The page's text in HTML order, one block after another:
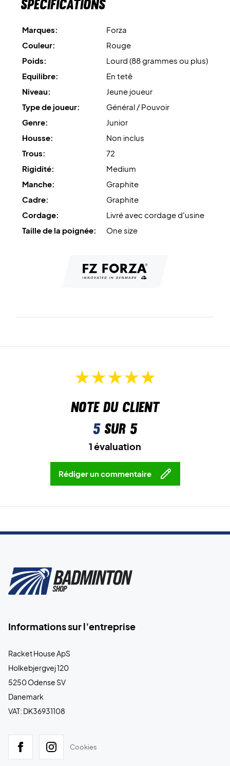
Spécifications
Marques:
Forza
Couleur:
Rouge
Poids:
Lourd (88 grammes ou plus)
Equilibre:
En tetê
Niveau:
Jeune joueur
Type de joueur:
Général / Pouvoir
Genre:
Junior
Housse:
Non inclus
Trous:
72
Rigidité:
Medium
Manche:
Graphite
Cadre:
Graphite
Cordage:
Livré avec cordage d'usine
Taille de la poignée:
One size
Note du client
5sur 5
1 évaluation
Rédiger un commentaire
Informations sur l’entreprise
Racket House ApS
Holkebjergvej 120
5250 Odense SV
Danemark
VAT: DK36931108
Cookies